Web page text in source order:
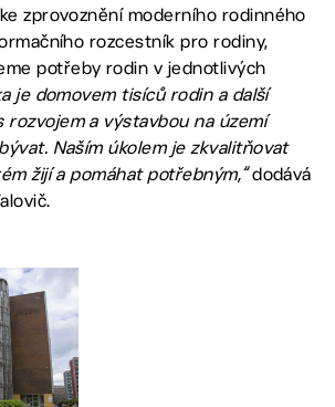
zprovoznění moderního rodinného
rozcestník pro rodiny,
potřeby rodin v jednotlivých
je domovem tisíců rodin a další
rozvojem a výstavbou na území
Naším úkolem je zkvalitňovat
žijí a pomáhat potřebným,“dodává